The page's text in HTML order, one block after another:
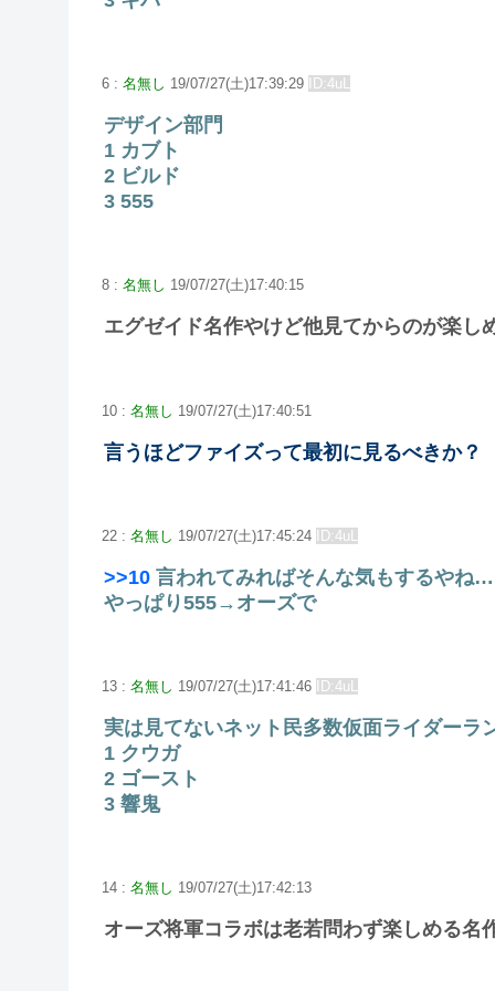
6 : 名無し 19/07/27(土)17:39:29 ID:4uL
デザイン部門
1 カブト
2 ビルド
3 555
8 : 名無し 19/07/27(土)17:40:15
エグゼイド名作やけど他見てからのが楽し
10 : 名無し 19/07/27(土)17:40:51
言うほどファイズって最初に見るべきか？
22 : 名無し 19/07/27(土)17:45:24 ID:4uL
>>10 言われてみればそんな気もするやね…
やっぱり555→オーズで
13 : 名無し 19/07/27(土)17:41:46 ID:4uL
実は見てないネット民多数仮面ライダーラ
1 クウガ
2 ゴースト
3 響鬼
14 : 名無し 19/07/27(土)17:42:13
オーズ将軍コラボは老若問わず楽しめる名